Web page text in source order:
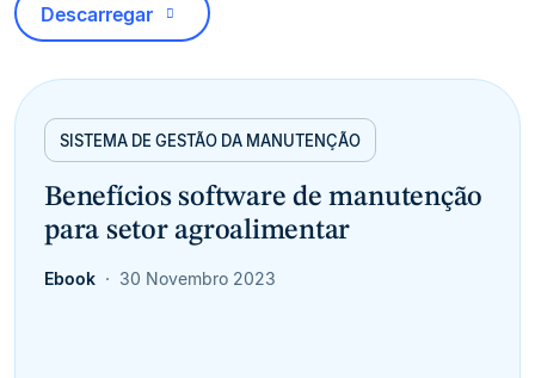
Descarregar
SISTEMA DE GESTÃO DA MANUTENÇÃO
Benefícios software de manutenção
para setor agroalimentar
Ebook 30 Novembro 2023